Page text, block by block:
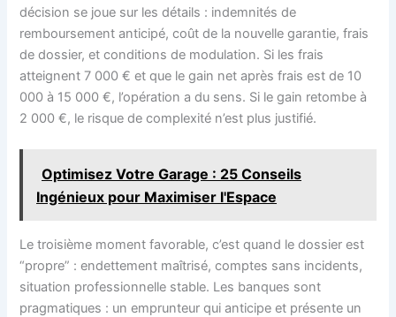
décision se joue sur les détails : indemnités de
remboursement anticipé, coût de la nouvelle garantie, frais
de dossier, et conditions de modulation. Si les frais
atteignent 7 000 € et que le gain net après frais est de 10
000 à 15 000 €, l’opération a du sens. Si le gain retombe à
2 000 €, le risque de complexité n’est plus justifié.
Optimisez Votre Garage : 25 Conseils
Ingénieux pour Maximiser l'Espace
Le troisième moment favorable, c’est quand le dossier est
“propre” : endettement maîtrisé, comptes sans incidents,
situation professionnelle stable. Les banques sont
pragmatiques : un emprunteur qui anticipe et présente un